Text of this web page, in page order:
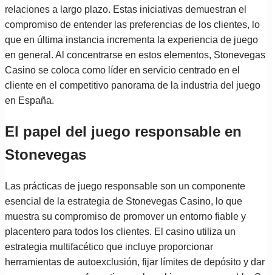
relaciones a largo plazo. Estas iniciativas demuestran el
compromiso de entender las preferencias de los clientes, lo
que en última instancia incrementa la experiencia de juego
en general. Al concentrarse en estos elementos, Stonevegas
Casino se coloca como líder en servicio centrado en el
cliente en el competitivo panorama de la industria del juego
en España.
El papel del juego responsable en
Stonevegas
Las prácticas de juego responsable son un componente
esencial de la estrategia de Stonevegas Casino, lo que
muestra su compromiso de promover un entorno fiable y
placentero para todos los clientes. El casino utiliza un
estrategia multifacético que incluye proporcionar
herramientas de autoexclusión, fijar límites de depósito y dar